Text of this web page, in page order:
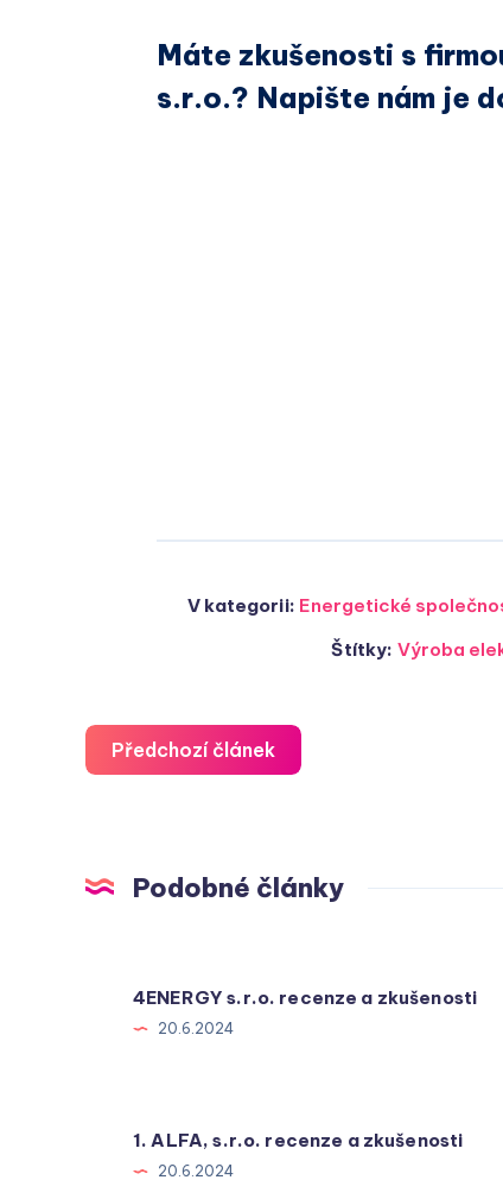
Máte zkušenosti s
s.r.o.? Napište nám je
V kategorii: Energetické
Štítky: Výroba
Předchozí článek
Podobné články
4ENERGY s.r.o. recenze a zkušenosti
20.6.2024
1. ALFA, s.r.o. recenze a zkušenosti
20.6.2024